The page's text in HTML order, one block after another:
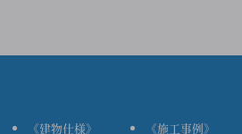
《建物仕様》
《施工事例》